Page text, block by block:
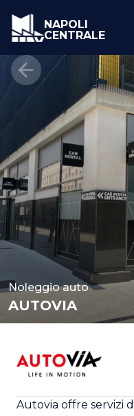
NAPOLI
CENTRALE
Noleggio auto
AUTOVIA
Autovia offre servizi